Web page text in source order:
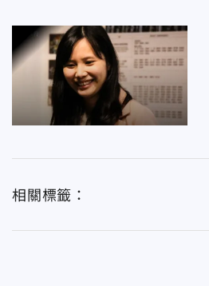
相關標籤：